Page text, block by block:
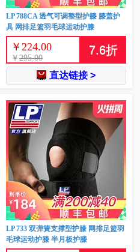
LP 788CA 透气可调整型护膝 膝盖护
具 网排足篮羽毛球运动护膝
￥ 224.00
￥ 295.00
7.6折
直达链接 >
LP 733 双弹簧支撑型护膝 网排足篮羽
毛球运动护膝 半月板护膝